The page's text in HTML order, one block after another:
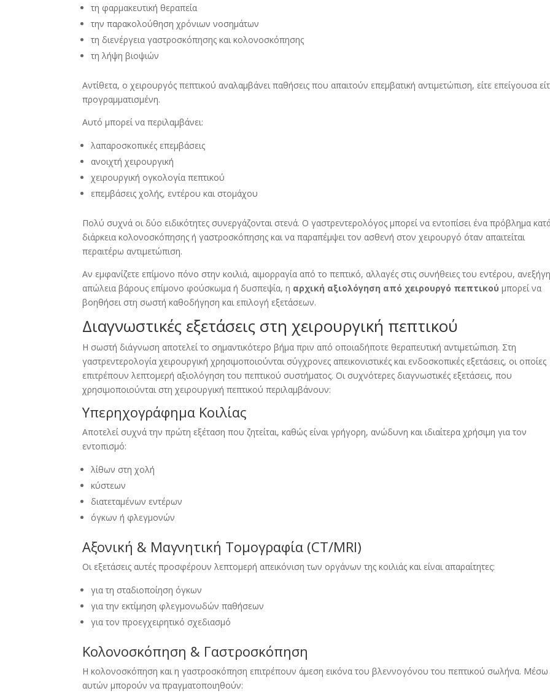
τη φαρμακευτική θεραπεία
την παρακολούθηση χρόνιων νοσημάτων
τη διενέργεια γαστροσκόπησης και κολονοσκόπησης
τη λήψη βιοψιών
Αντίθετα, ο χειρουργός πεπτικού αναλαμβάνει παθήσεις που απαιτούν επεμβατική αντιμετώπιση, είτε επείγουσα
προγραμματισμένη.
Αυτό μπορεί να περιλαμβάνει:
λαπαροσκοπικές επεμβάσεις
ανοιχτή χειρουργική
χειρουργική ογκολογία πεπτικού
επεμβάσεις χολής, εντέρου και στομάχου
Πολύ συχνά οι δύο ειδικότητες συνεργάζονται στενά. Ο γαστρεντερολόγος μπορεί να εντοπίσει ένα πρόβλημα
διάρκεια κολονοσκόπησης ή γαστροσκόπησης και να παραπέμψει τον ασθενή στον χειρουργό όταν απαιτείται
περαιτέρω αντιμετώπιση.
Αν εμφανίζετε επίμονο πόνο στην κοιλιά, αιμορραγία από το πεπτικό, αλλαγές στις συνήθειες του εντέρου,
απώλεια βάρους επίμονο φούσκωμα ή δυσπεψία, η αρχική αξιολόγηση από χειρουργό πεπτικού μπορεί να
βοηθήσει στη σωστή καθοδήγηση και επιλογή εξετάσεων.
Διαγνωστικές εξετάσεις στη χειρουργική πεπτικού
Η σωστή διάγνωση αποτελεί το σημαντικότερο βήμα πριν από οποιαδήποτε θεραπευτική αντιμετώπιση. Στη
γαστρεντερολογία χειρουργική χρησιμοποιούνται σύγχρονες απεικονιστικές και ενδοσκοπικές εξετάσεις, οι οποίες
επιτρέπουν λεπτομερή αξιολόγηση του πεπτικού συστήματος. Οι συχνότερες διαγνωστικές εξετάσεις, που
χρησιμοποιούνται στη χειρουργική πεπτικού περιλαμβάνουν:
Υπερηχογράφημα Κοιλίας
Αποτελεί συχνά την πρώτη εξέταση που ζητείται, καθώς είναι γρήγορη, ανώδυνη και ιδιαίτερα χρήσιμη για τον
εντοπισμό:
λίθων στη χολή
κύστεων
διατεταμένων εντέρων
όγκων ή φλεγμονών
Αξονική & Μαγνητική Τομογραφία (CT/MRI)
Οι εξετάσεις αυτές προσφέρουν λεπτομερή απεικόνιση των οργάνων της κοιλιάς και είναι απαραίτητες:
για τη σταδιοποίηση όγκων
για την εκτίμηση φλεγμονωδών παθήσεων
για τον προεγχειρητικό σχεδιασμό
Κολονοσκόπηση & Γαστροσκόπηση
Η κολονοσκόπηση και η γαστροσκόπηση επιτρέπουν άμεση εικόνα του βλεννογόνου του πεπτικού σωλήνα. Μέσω
αυτών μπορούν να πραγματοποιηθούν: